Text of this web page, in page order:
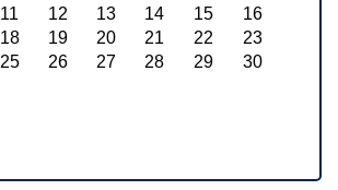
11 12 13 14 15
16
18 19 20 21 22
23
25 26 27 28 29
30